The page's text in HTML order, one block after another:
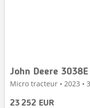
John Deere 3038E
Micro tracteur • 2023 •
23 252 EUR